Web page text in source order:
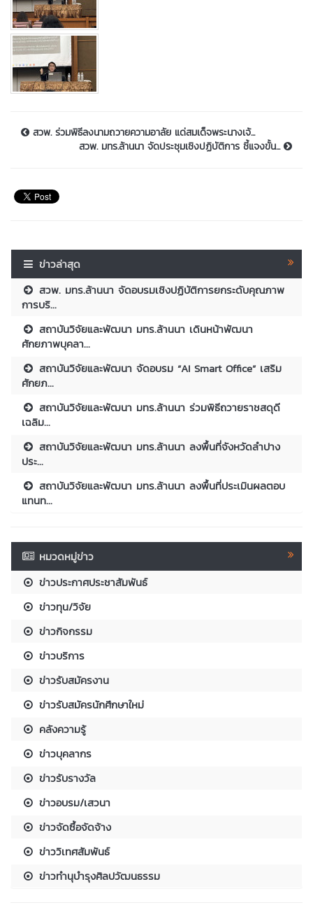
สวพ. ร่วมพิธีลงนามถวายความอาลัย แด่สมเด็จพระนางเจ้...
สวพ. มทร.ล้านนา จัดประชุมเชิงปฏิบัติการ ชี้แจงขั้น...
ข่าวล่าสุด
สวพ. มทร.ล้านนา จัดอบรมเชิงปฏิบัติการยกระดับคุณภาพ
การบริ...
สถาบันวิจัยและพัฒนา มทร.ล้านนา เดินหน้าพัฒนา
ศักยภาพบุคลา...
สถาบันวิจัยและพัฒนา จัดอบรม “AI Smart Office” เสริม
ศักยภ...
สถาบันวิจัยและพัฒนา มทร.ล้านนา ร่วมพิธีถวายราชสดุดี
เฉลิม...
สถาบันวิจัยและพัฒนา มทร.ล้านนา ลงพื้นที่จังหวัดลำปาง
ประ...
สถาบันวิจัยและพัฒนา มทร.ล้านนา ลงพื้นที่ประเมินผลตอบ
แทนท...
หมวดหมู่ข่าว
ข่าวประกาศประชาสัมพันธ์
ข่าวทุน/วิจัย
ข่าวกิจกรรม
ข่าวบริการ
ข่าวรับสมัครงาน
ข่าวรับสมัครนักศึกษาใหม่
คลังความรู้
ข่าวบุคลากร
ข่าวรับรางวัล
ข่าวอบรม/เสวนา
ข่าวจัดซื้อจัดจ้าง
ข่าววิเทศสัมพันธ์
ข่าวทำนุบำรุงศิลปวัฒนธรรม